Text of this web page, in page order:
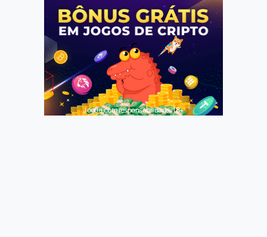
Jogue com responsabilidade. 18+